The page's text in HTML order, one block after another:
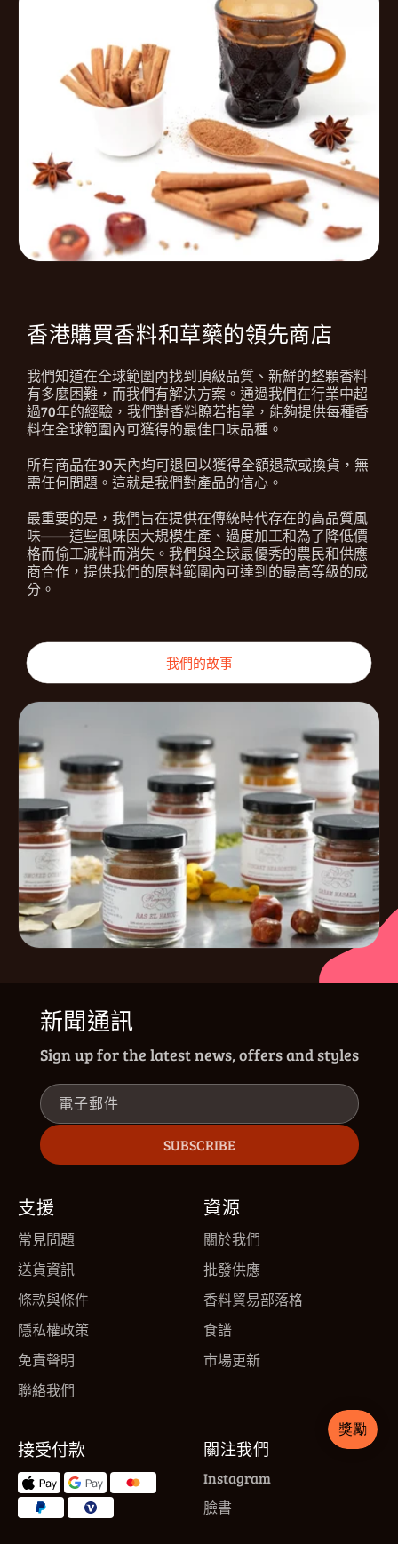
香港購買香料和草藥的領先商店
我們知道在全球範圍內找到頂級品質、新鮮的整顆香料
有多麼困難，而我們有解決方案。通過我們在行業中超
過70年的經驗，我們對香料瞭若指掌，能夠提供每種香
料在全球範圍內可獲得的最佳口味品種。
所有商品在30天內均可退回以獲得全額退款或換貨，無
需任何問題。這就是我們對產品的信心。
最重要的是，我們旨在提供在傳統時代存在的高品質風
味——這些風味因大規模生產、過度加工和為了降低價
格而偷工減料而消失。我們與全球最優秀的農民和供應
商合作，提供我們的原料範圍內可達到的最高等級的成
分。
我們的故事
新聞通訊
Sign up for the latest news, offers and styles
電子郵件
SUBSCRIBE
支援
常見問題
送貨資訊
條款與條件
隱私權政策
免責聲明
聯絡我們
資源
關於我們
批發供應
香料貿易部落格
食譜
市場更新
接受付款 關注我們
Instagram
臉書